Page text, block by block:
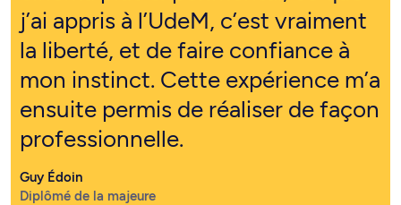
j’ai appris à l’UdeM, c’est vraiment
la liberté, et de faire confiance à
mon instinct. Cette expérience m’a
ensuite permis de réaliser de façon
professionnelle.
Guy Édoin
Diplômé de la majeure